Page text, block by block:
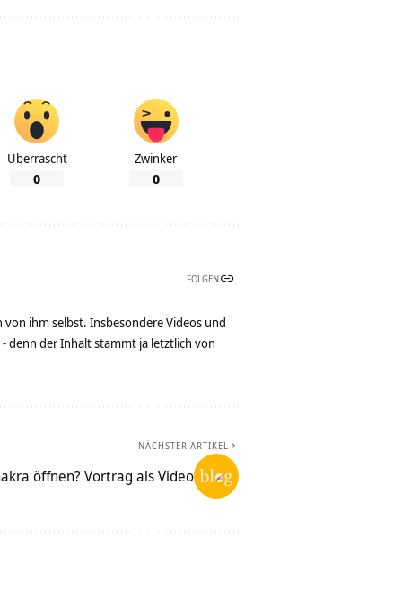
Überrascht
0
Zwinker
0
FOLGEN
ihm selbst. Insbesondere Videos und
denn der Inhalt stammt ja letztlich von
NÄCHSTER ARTIKEL
öffnen? Vortrag als Video